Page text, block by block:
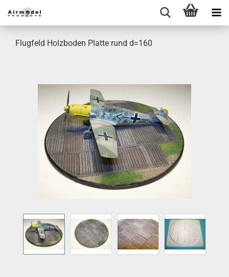
Flugfeld Holzboden Platte rund d=160